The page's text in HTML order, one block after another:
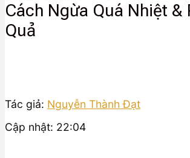
Cách Ngừa Quá Nhiệt &
Quả
Tác giả: Nguyễn Thành Đạt
Cập nhật: 22:04